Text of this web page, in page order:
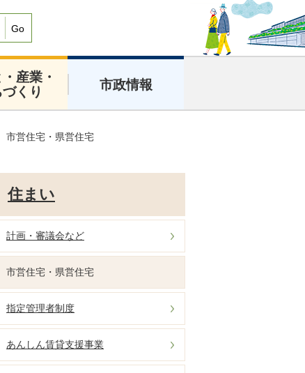
Go
産業・
づくり
市政情報
市営住宅・県営住宅
住まい
計画・審議会など
市営住宅・県営住宅
指定管理者制度
あんしん賃貸支援事業